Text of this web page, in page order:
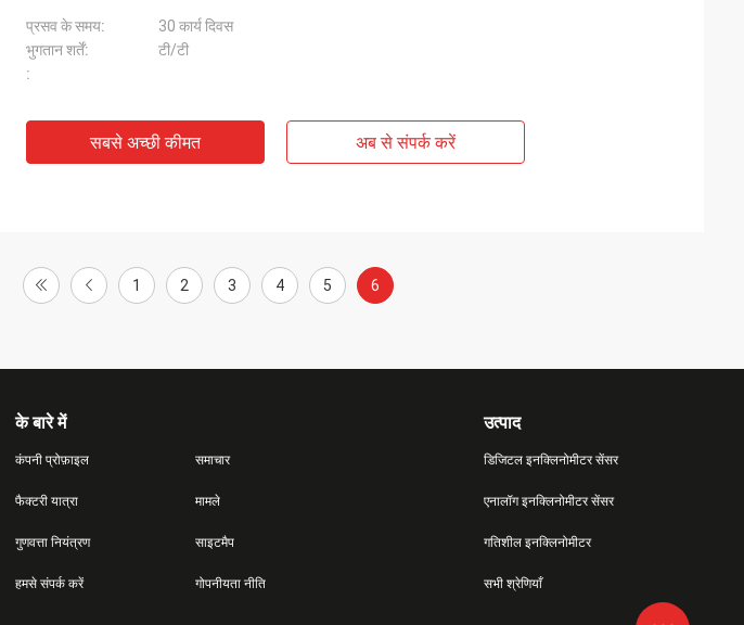
प्रसव के समय:
30 कार्य दिवस
भुगतान शर्तें:
टी/टी
:
सबसे अच्छी कीमत अब से संपर्क करें
1 2 3 4 5 6
के बारे में
कंपनी प्रोफ़ाइल
फैक्टरी यात्रा
गुणवत्ता नियंत्रण
हमसे संपर्क करें
समाचार
मामले
साइटमैप
गोपनीयता नीति
उत्पाद
डिजिटल इनक्लिनोमीटर सेंसर
एनालॉग इनक्लिनोमीटर सेंसर
गतिशील इनक्लिनोमीटर
सभी श्रेणियाँ